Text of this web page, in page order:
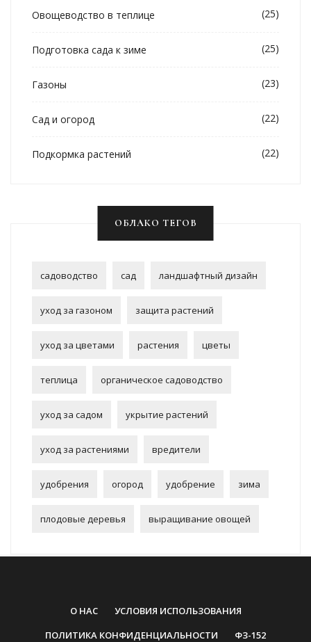
Овощеводство в теплице (25)
Подготовка сада к зиме (25)
Газоны (23)
Сад и огород (22)
Подкормка растений (22)
ОБЛАКО ТЕГОВ
садоводство сад ландшафтный дизайн
уход за газоном защита растений
уход за цветами растения цветы
теплица органическое садоводство
уход за садом укрытие растений
уход за растениями вредители
удобрения огород удобрение зима
плодовые деревья выращивание овощей
О НАС
УСЛОВИЯ ИСПОЛЬЗОВАНИЯ
ПОЛИТИКА КОНФИДЕНЦИАЛЬНОСТИ
ФЗ-152